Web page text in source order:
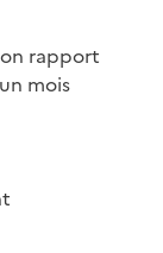
rapport
mois